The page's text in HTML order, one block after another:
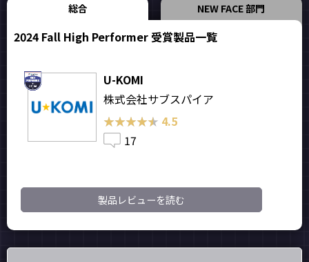
総合 NEW FACE 部門
2024 Fall High Performer 受賞製品一覧
U-KOMI
株式会社サブスパイア
★★★★★
★★★★★ 4.5
17
製品レビューを読む